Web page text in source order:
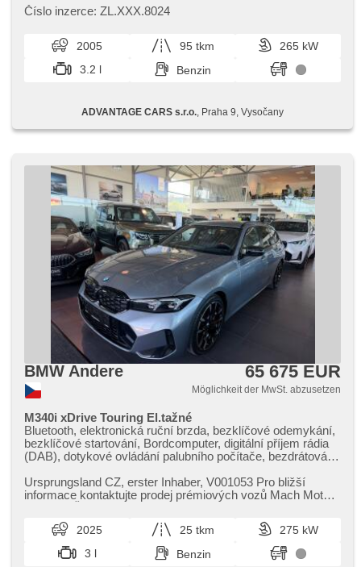
Scheinwerfer, Zentralverriegelung mit Funkfernbedienung,
Außenthermometer, Servolenkung, Elektronisches
Stabilitätsprogramm (ESP), Antriebsschlupfregelung (ASR),
Antrieb 4x2, Automatikgetriebe, ABS
Číslo inzerce: ZL.XXX.8024
2005 95 tkm
265 kW
3.2 l
Benzin
ADVANTAGE CARS s.r.o. , Praha 9, Vysočany
BMW Andere 65 675 EUR
Möglichkeit der MwSt. abzusetzen
M340i xDrive Touring El.tažné
Bluetooth, elektronická ruční brzda, bezklíčové odemykání,
bezklíčové startování, Bordcomputer, digitální příjem rádia
(DAB), dotykové ovládání palubního počítače, bezdrátová
Android Auto, Multifunktionslenkrad, beheizte Lenkrad,
Lenkrad einstellbar, Klimaablage, ambientní osvětlení
automatické přepínání dálkových světel, beheizte Spiegel,
El. Klappspiegel, Getönte Scheiben, El. Deckel des
Kofferraums, Zentralverriegelung, řazení pádly pod
volantem, Fahrgestell Niveauregulierung, Fahrgestell
Ursprungsland CZ,​ erster Inhaber,​ V001053 Pro bližší
informace kontaktujte prodej prémiových vozů Mach Motors
2025 25 tkm
275 kW
3 l
Benzin